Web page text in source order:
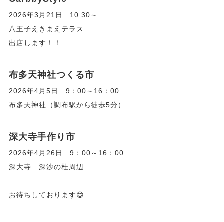
2026年3月21日 10:30～
八王子えきまえテラス
出店します！！
布多天神社つくる市
2026年4月5日 9：00～16：00
布多天神社（調布駅から徒歩5分）
深大寺手作り市
2026年4月26日 9：00～16：00
深大寺 深沙の杜周辺
お待ちしております😄